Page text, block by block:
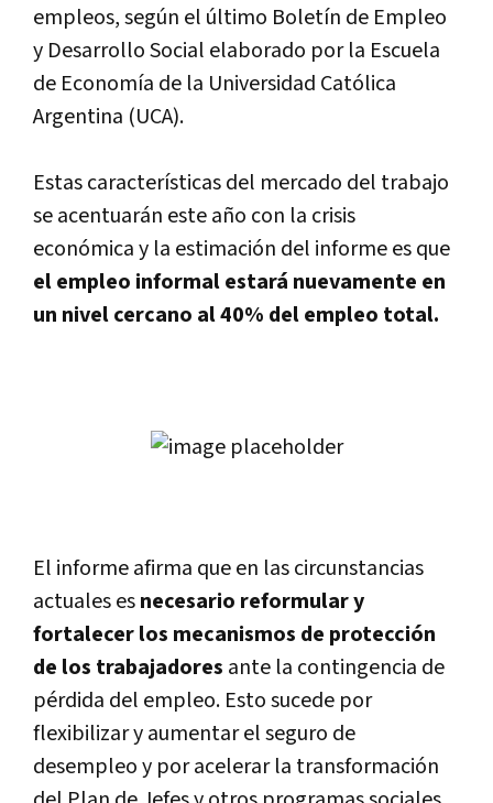
empleos, según el último Boletí­n de Empleo
y Desarrollo Social elaborado por la Escuela
de Economí­a de la Universidad Católica
Argentina (UCA).
Estas caracterí­sticas del mercado del trabajo
se acentuarán este año con la crisis
económica y la estimación del informe es que
el empleo informal estará nuevamente en
un nivel cercano al 40% del empleo total.
El informe afirma que en las circunstancias
actuales esnecesario reformular y
fortalecer los mecanismos de protección
de los trabajadores ante la contingencia de
pérdida del empleo. Esto sucede por
flexibilizar y aumentar el seguro de
desempleo y por acelerar la transformación